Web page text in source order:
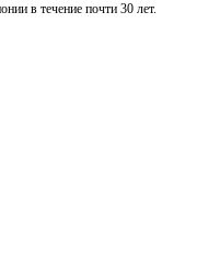
в течение почти 30 лет.